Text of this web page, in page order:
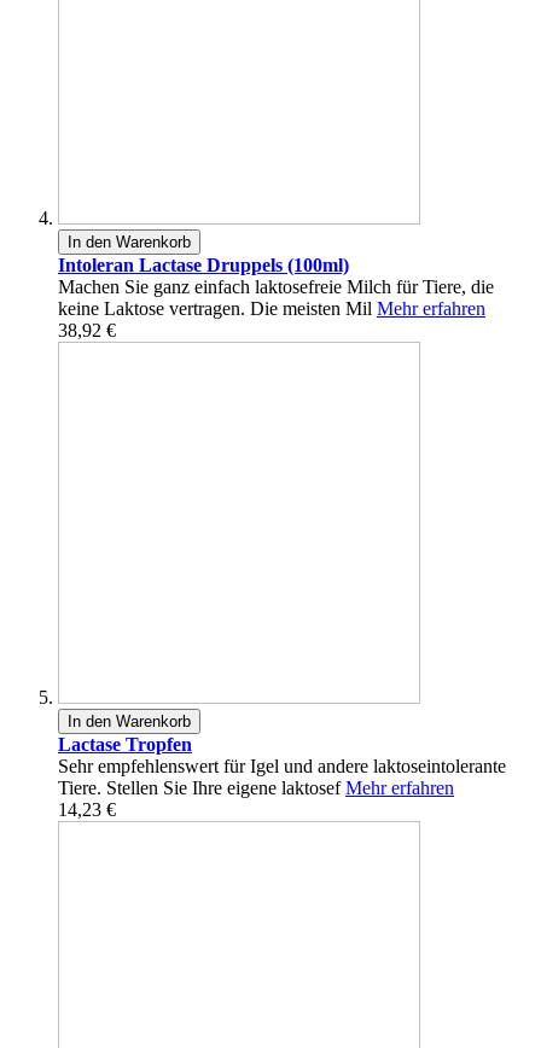
In den Warenkorb
Intoleran Lactase Druppels (100ml)
Machen Sie ganz einfach laktosefreie Milch für Tiere, die
keine Laktose vertragen. Die meisten Mil Mehr erfahren
38,92 €
In den Warenkorb
Lactase Tropfen
Sehr empfehlenswert für Igel und andere laktoseintolerante
Tiere. Stellen Sie Ihre eigene laktosefMehr erfahren
14,23 €